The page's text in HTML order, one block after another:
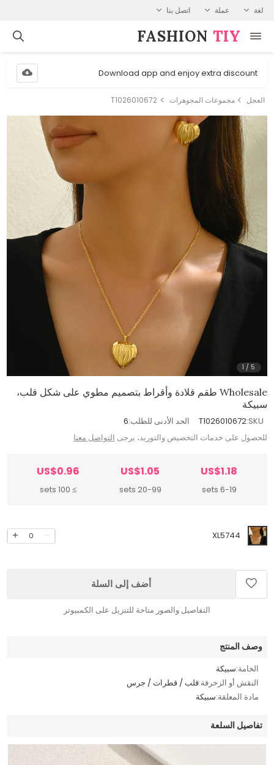
لغة عملة اتصل بنا
FASHION⁠ TIY
Download app and enjoy extra discount
العجل مجموعات المجوهرات T1026010672
1 / 5
Wholesale طقم قلادة وأقراط بتصميم مطوي على شكل قلب،
سبيكة
SKU:
T1026010672 الحد الأدنى للطلب:6
للحصول على خدمات التخصيص والتوريد، يرجى التواصل معنا
US$1.18
6-19 sets
US$1.05
20-99 sets
US$0.96
≥ 100 sets
XL5744
0
أضف إلى السلة
التفاصيل والصور متاحة للتنزيل على الكمبيوتر
وصف المنتج
الخامة:سبيكة
النقش أو الزخرفة:قلب / قطرات / جرس
مادة المعلقة:سبيكة
تفاصيل السلعة